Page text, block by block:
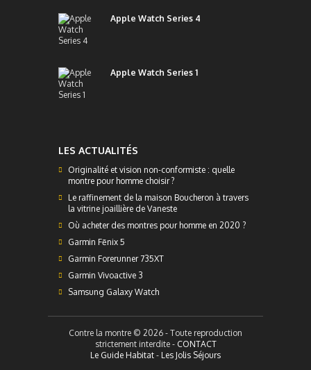
Apple Watch Series 4
Apple Watch Series 1
LES ACTUALITÉS
Originalité et vision non-conformiste : quelle
montre pour homme choisir ?
Le raffinement de la maison Boucheron à travers
la vitrine joaillière de Vaneste
Où acheter des montres pour homme en 2020 ?
Garmin Fēnix 5
Garmin Forerunner 735XT
Garmin Vivoactive 3
Samsung Galaxy Watch
Contre la montre © 2026 - Toute reproduction
strictement interdite - CONTACT
Le Guide Habitat - Les Jolis Séjours